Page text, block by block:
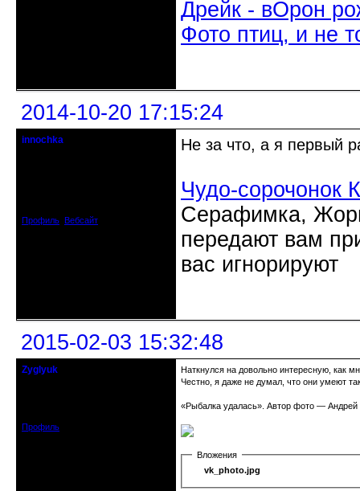
Дрейк - вОрон
Фото птиц, и не
2014-10-20 17:15:24
innochka
Профиль Вебсайт
Не за что, а я первый
Чудо-сорочонок
Серафимка,
передают вам
вас игнорируют
2015-02-03 15:32:48
Zyglyuk
Профиль
Наткнулся на довольно интересную, как
Честно, я даже не думал, что они умеют
«Рыбалка удалась». Автор фото — Андрей
Вложения
vk_photo.jpg